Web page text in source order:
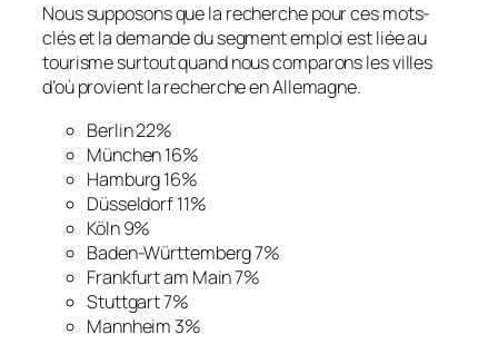
Nous supposons que la recherche pour ces mots-
clés et la demande du segment emploi est liée au
tourisme surtout quand nous comparons les villes
d’où provient la recherche en Allemagne.
Berlin 22%
München 16%
Hamburg 16%
Düsseldorf 11%
Köln 9%
Baden-Württemberg 7%
Frankfurt am Main 7%
Stuttgart 7%
Mannheim 3%